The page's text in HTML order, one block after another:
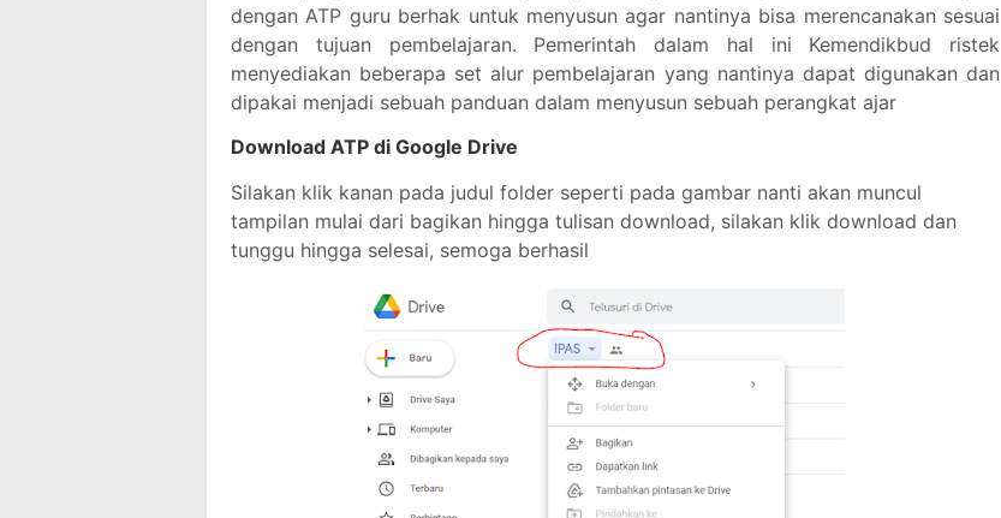
dengan ATP guru berhak untuk menyusun agar nantinya bisa merencanakan sesuai
dengan tujuan pembelajaran. Pemerintah dalam hal ini Kemendikbud ristek
menyediakan beberapa set alur pembelajaran yang nantinya dapat digunakan dan
dipakai menjadi sebuah panduan dalam menyusun sebuah perangkat ajar
Download ATP di Google Drive
Silakan klik kanan pada judul folder seperti pada gambar nanti akan muncul
tampilan mulai dari bagikan hingga tulisan download, silakan klik download dan
tunggu hingga selesai, semoga berhasil